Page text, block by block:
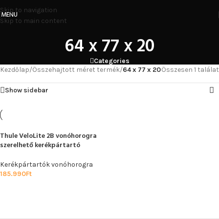
Skip to navigation
Skip to main content
MENU
64 x 77 x 20
Categories
Kezdőlap/Összehajtott méret termék/64 x 77 x 20Összesen 1 találat
Show sidebar
Thule VeloLite 2B vonóhorogra
szerelhető kerékpártartó
Kerékpártartók vonóhorogra
185.990Ft